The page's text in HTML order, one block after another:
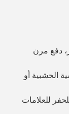
الخشبية أو
للعلامات